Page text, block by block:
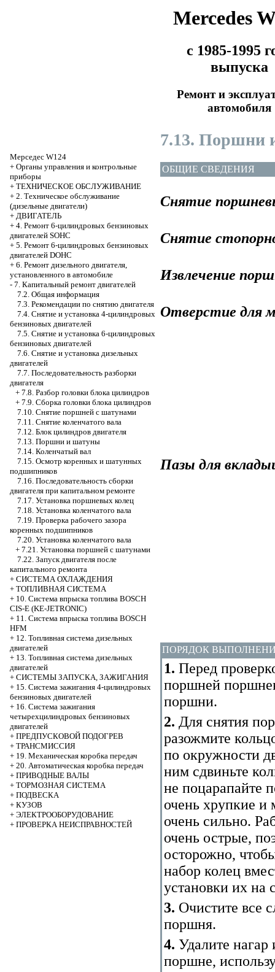
Mercedes
с 1985-1995
выпуска
Ремонт и
автомобиля
Мерседес W124
+ Органы управления и контрольные
приборы
+ ТЕХНИЧЕСКОЕ ОБСЛУЖИВАНИЕ
+ 2. Техническое обслуживание
(дизельные двигатели)
+ ДВИГАТЕЛЬ
+ 4. Ремонт 6-цилиндровых бензиновых
двигателей SOHC
+ 5. Ремонт 6-цилиндровых бензиновых
двигателей DOHC
+ 6. Ремонт дизельного двигателя,
установленного в автомобиле
- 7. Капитальный ремонт двигателей
7.2. Общая информация
7.3. Рекомендации по снятию двигателя
7.4. Снятие и установка 4-цилиндровых
бензиновых двигателей
7.5. Снятие и установка 6-цилиндровых
бензиновых двигателей
7.6. Снятие и установка дизельных
двигателей
7.7. Последовательность разборки
двигателя
+ 7.8. Разбор головки блока цилиндров
+ 7.9. Сборка головки блока цилиндров
7.10. Снятие поршней с шатунами
7.11. Снятие коленчатого вала
7.12. Блок цилиндров двигателя
7.13. Поршни и шатуны
7.14. Коленчатый вал
7.15. Осмотр коренных и шатунных
подшипников
7.16. Последовательность сборки
двигателя при капитальном ремонте
7.17. Установка поршневых колец
7.18. Установка коленчатого вала
7.19. Проверка рабочего зазора
коренных подшипников
7.20. Установка коленчатого вала
+ 7.21. Установка поршней с шатунами
7.22. Запуск двигателя после
капитального ремонта
+ СИСТЕМА ОХЛАЖДЕНИЯ
+ ТОПЛИВНАЯ СИСТЕМА
+ 10. Система впрыска топлива BOSCH
CIS-E (KE-JETRONIC)
+ 11. Система впрыска топлива BOSCH
HFM
+ 12. Топливная система дизельных
двигателей
+ 13. Топливная система дизельных
двигателей
+ СИСТЕМЫ ЗАПУСКА, ЗАЖИГАНИЯ
+ 15. Система зажигания 4-цилиндровых
бензиновых двигателей
+ 16. Система зажигания
четырехцилиндровых бензиновых
двигателей
+ ПРЕДПУСКОВОЙ ПОДОГРЕВ
+ ТРАНСМИССИЯ
+ 19. Механическая коробка передач
+ 20. Автоматическая коробка передач
+ ПРИВОДНЫЕ ВАЛЫ
+ ТОРМОЗНАЯ СИСТЕМА
+ ПОДВЕСКА
+ КУЗОВ
+ ЭЛЕКТРООБОРУДОВАНИЕ
+ ПРОВЕРКА НЕИСПРАВНОСТЕЙ
7.13. Поршни
ОБЩИЕ СВЕДЕНИЯ
Снятие
Снятие
Извлечение
Отверстие для
Пазы для
ПОРЯДОК
1. Перед
поршней
поршни.
2. Для снятия
разожмите
по окружности
ним сдвиньте
не поцарапайте
очень хрупкие и
очень сильно.
очень острые,
осторожно,
набор колец
установки их на
3. Очистите все
поршня.
4. Удалите
поршне,